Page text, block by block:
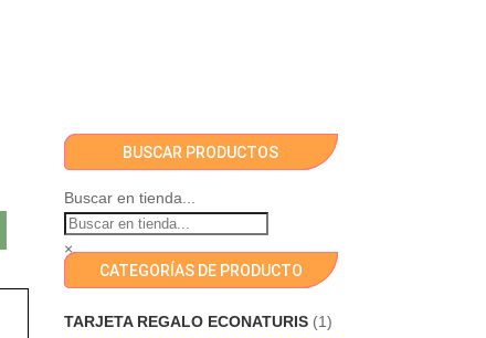
BUSCAR PRODUCTOS
Buscar en tienda...
×
CATEGORÍAS DE PRODUCTO
TARJETA REGALO ECONATURIS (1)